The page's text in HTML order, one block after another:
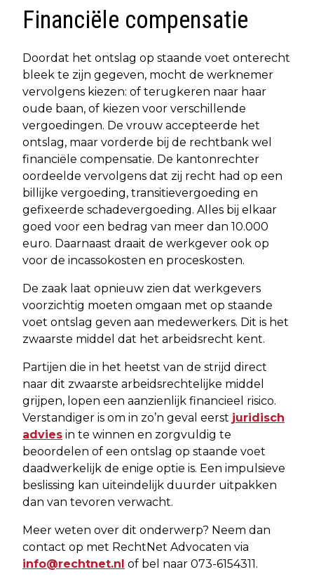
Financiële compensatie
Doordat het ontslag op staande voet onterecht
bleek te zijn gegeven, mocht de werknemer
vervolgens kiezen: of terugkeren naar haar
oude baan, of kiezen voor verschillende
vergoedingen. De vrouw accepteerde het
ontslag, maar vorderde bij de rechtbank wel
financiële compensatie. De kantonrechter
oordeelde vervolgens dat zij recht had op een
billijke vergoeding, transitievergoeding en
gefixeerde schadevergoeding. Alles bij elkaar
goed voor een bedrag van meer dan 10.000
euro. Daarnaast draait de werkgever ook op
voor de incassokosten en proceskosten.
De zaak laat opnieuw zien dat werkgevers
voorzichtig moeten omgaan met op staande
voet ontslag geven aan medewerkers. Dit is het
zwaarste middel dat het arbeidsrecht kent.
Partijen die in het heetst van de strijd direct
naar dit zwaarste arbeidsrechtelijke middel
grijpen, lopen een aanzienlijk financieel risico.
Verstandiger is om in zo’n geval eerst juridisch
advies in te winnen en zorgvuldig te
beoordelen of een ontslag op staande voet
daadwerkelijk de enige optie is. Een impulsieve
beslissing kan uiteindelijk duurder uitpakken
dan van tevoren verwacht.
Meer weten over dit onderwerp? Neem dan
contact op met RechtNet Advocaten via
info@rechtnet.nl of bel naar 073-6154311.